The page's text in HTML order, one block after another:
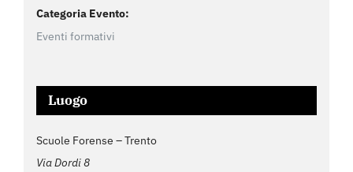
Categoria Evento:
Eventi formativi
Luogo
Scuole Forense – Trento
Via Dordi 8